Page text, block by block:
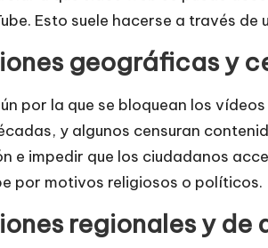
Esto suele hacerse a través de
geográficas y
por la que se bloquean los
y algunos censuran
e impedir que los ciudadanos
por motivos religiosos o políticos.
regionales y de